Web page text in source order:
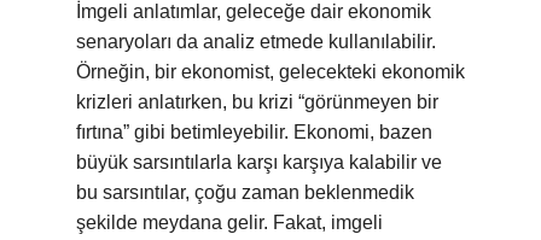
İmgeli anlatımlar, geleceğe dair ekonomik
senaryoları da analiz etmede kullanılabilir.
Örneğin, bir ekonomist, gelecekteki ekonomik
krizleri anlatırken, bu krizi “görünmeyen bir
fırtına” gibi betimleyebilir. Ekonomi, bazen
büyük sarsıntılarla karşı karşıya kalabilir ve
bu sarsıntılar, çoğu zaman beklenmedik
şekilde meydana gelir. Fakat, imgeli